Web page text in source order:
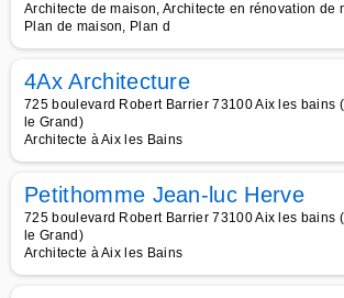
Architecte de maison, Architecte en rénovation de
Plan de maison, Plan d
4Ax Architecture
725 boulevard Robert Barrier 73100 Aix les bains
le Grand)
Architecte à Aix les Bains
Petithomme Jean-luc Herve
725 boulevard Robert Barrier 73100 Aix les bains
le Grand)
Architecte à Aix les Bains